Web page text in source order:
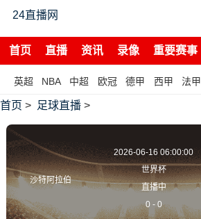
24直播网
首页 直播 资讯 录像 重要赛事
英超 NBA 中超 欧冠 德甲 西甲 法甲
首页 > 足球直播 >
沙特阿拉伯
2026-06-16 06:00:00
世界杯
直播中
0 - 0